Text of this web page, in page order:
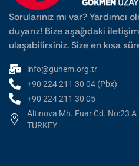
Sorularınız mı var?
duyarız! Bize aşağıdaki
ulaşabilirsiniz. Size en kısa
info@guhem.org.tr
+90 224 211 30 04 (Pbx)
+90 224 211 30 05
Altınova Mh. Fuar Cd. No:23
TURKEY